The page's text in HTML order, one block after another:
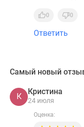
0 0
Ответить
Самый новый
К
Кристина
24 июля
Оценка: